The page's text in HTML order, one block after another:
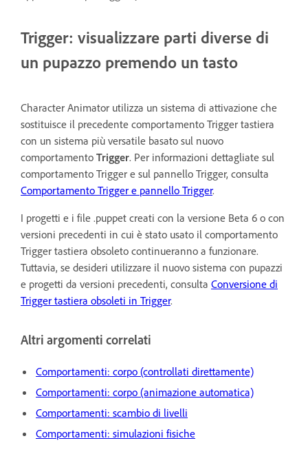
Trigger: visualizzare parti diverse di
un pupazzo premendo un tasto
Character Animator utilizza un sistema di attivazione che
sostituisce il precedente comportamento Trigger tastiera
con un sistema più versatile basato sul nuovo
comportamento Trigger. Per informazioni dettagliate sul
comportamento Trigger e sul pannello Trigger, consulta
Comportamento Trigger e pannello Trigger.
I progetti e i file .puppet creati con la versione Beta 6 o con
versioni precedenti in cui è stato usato il comportamento
Trigger tastiera obsoleto continueranno a funzionare.
Tuttavia, se desideri utilizzare il nuovo sistema con pupazzi
e progetti da versioni precedenti, consulta Conversione di
Trigger tastiera obsoleti in Trigger.
Altri argomenti correlati
Comportamenti: corpo (controllati direttamente)
Comportamenti: corpo (animazione automatica)
Comportamenti: scambio di livelli
Comportamenti: simulazioni fisiche